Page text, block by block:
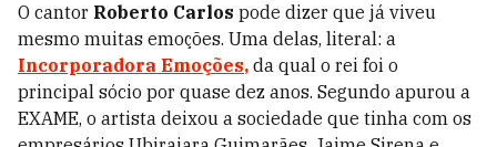
O cantor Roberto Carlos pode dizer que já viveu
mesmo muitas emoções. Uma delas, literal: a
Incorporadora Emoções, da qual o rei foi o
principal sócio por quase dez anos. Segundo apurou a
EXAME, o artista deixou a sociedade que tinha com os